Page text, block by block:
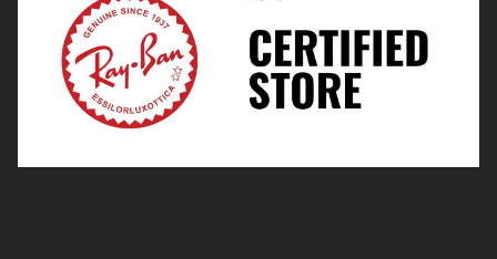
Verres Progressifs
Mes Premières Lunettes